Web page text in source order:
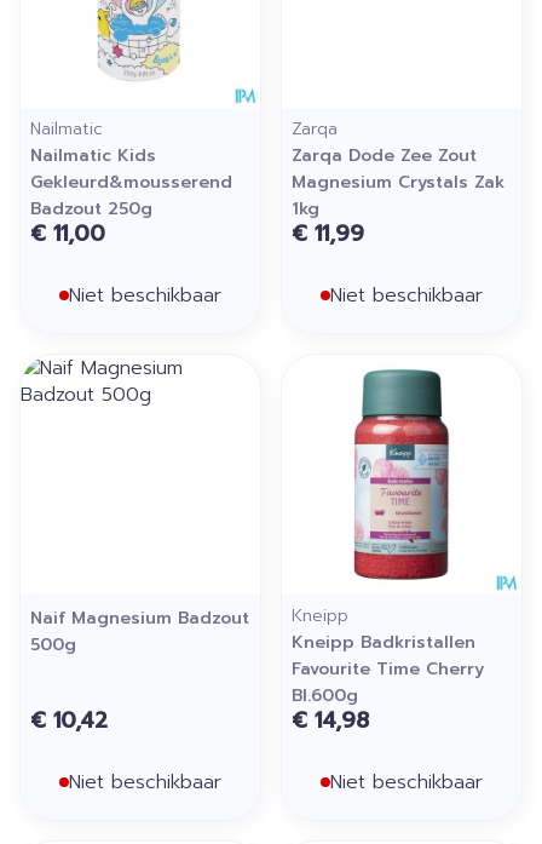
Nailmatic
Nailmatic Kids
Gekleurd&mousserend
Badzout 250g
€ 11,00
Niet beschikbaar
Zarqa
Zarqa Dode Zee Zout
Magnesium Crystals Zak
1kg
€ 11,99
Niet beschikbaar
Naif Magnesium Badzout
500g
€ 10,42
Niet beschikbaar
Kneipp
Kneipp Badkristallen
Favourite Time Cherry
Bl.600g
€ 14,98
Niet beschikbaar